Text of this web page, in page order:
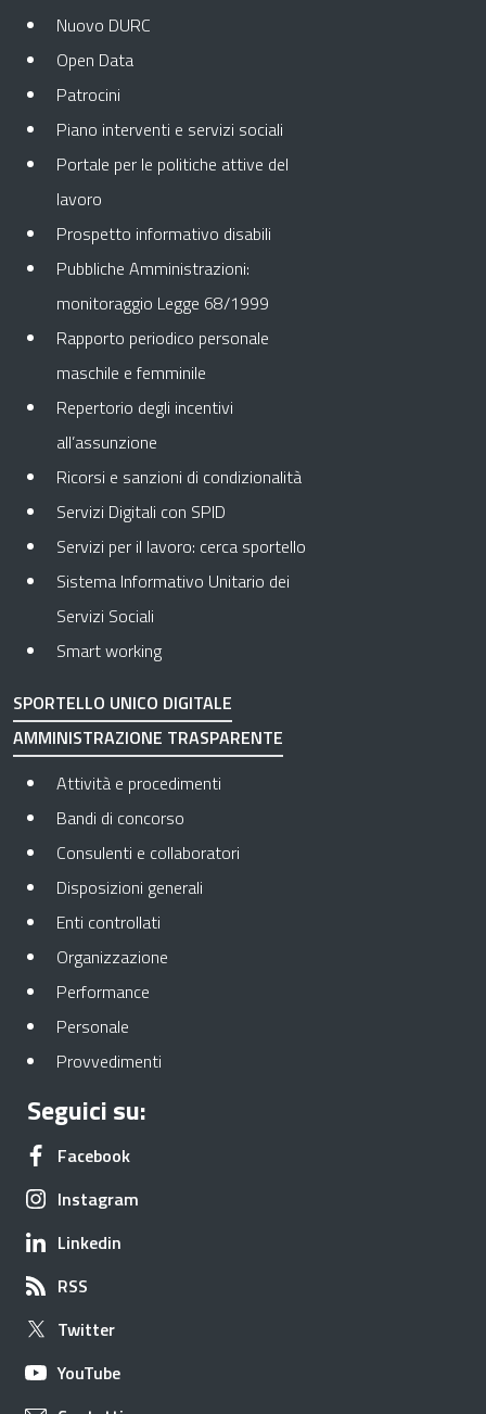
Nuovo DURC
Open Data
Patrocini
Piano interventi e servizi sociali
Portale per le politiche attive del
lavoro
Prospetto informativo disabili
Pubbliche Amministrazioni:
monitoraggio Legge 68/1999
Rapporto periodico personale
maschile e femminile
Repertorio degli incentivi
all’assunzione
Ricorsi e sanzioni di condizionalità
Servizi Digitali con SPID
Servizi per il lavoro: cerca sportello
Sistema Informativo Unitario dei
Servizi Sociali
Smart working
SPORTELLO UNICO DIGITALE
AMMINISTRAZIONE TRASPARENTE
Attività e procedimenti
Bandi di concorso
Consulenti e collaboratori
Disposizioni generali
Enti controllati
Organizzazione
Performance
Personale
Provvedimenti
Seguici su:
FacebookApre in una nuova scheda
Instagram
Linkedin
RSS
TwitterApre in una nuova scheda
YouTubeApre in una nuova scheda